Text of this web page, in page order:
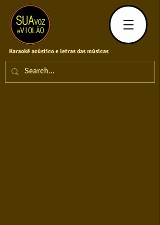
Karaokê acústico e letras das músicas